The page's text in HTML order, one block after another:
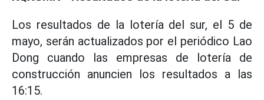
Los resultados de la lotería del sur, el 5 de
mayo, serán actualizados por el periódico Lao
Dong cuando las empresas de lotería de
construcción anuncien los resultados a las
16:15.